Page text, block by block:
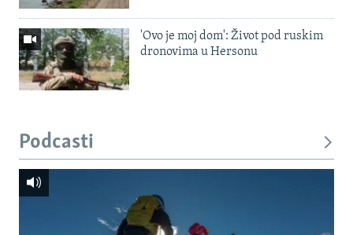
'Ovo je moj dom': Život pod ruskim
dronovima u Hersonu
Podcasti